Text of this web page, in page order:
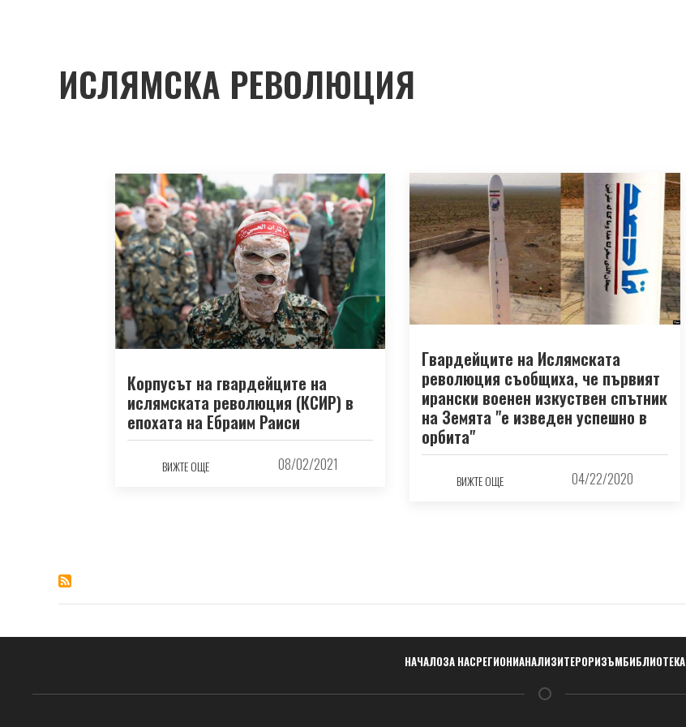
ИСЛЯМСКА РЕВОЛЮЦИЯ
Корпусът на гвардейците на
ислямската революция (КСИР) в
епохата на Ебраим Раиси
ВИЖТЕ ОЩЕ 08/02/2021
Гвардейците на Ислямската
революция съобщиха, че първият
ирански военен изкуствен спътник
на Земята "е изведен успешно в
орбита"
ВИЖТЕ ОЩЕ 04/22/2020
Навигация
НАЧАЛОЗА НАСРЕГИОНИАНАЛИЗИТЕРОРИЗЪМБИБЛИОТЕКА